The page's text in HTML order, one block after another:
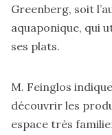
Greenberg, soit
aquaponique, qui
ses plats.
M. Feinglos
découvrir les
espace très